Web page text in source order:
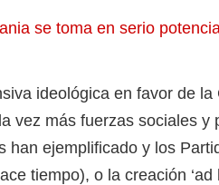
se toma en serio
ideológica en favor de la
vez más fuerzas sociales y
han ejemplificado y los
tiempo), o la creación ‘ad